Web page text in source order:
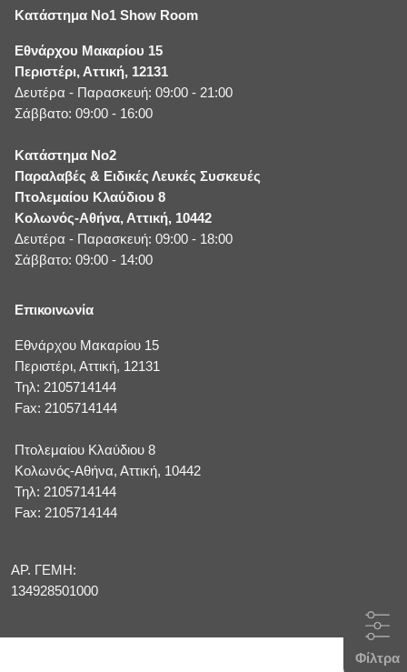
Φίλτρα
Κατάστημα No1 Show Room
Εθνάρχου Μακαρίου 15
Περιστέρι, Αττική, 12131
Δευτέρα - Παρασκευή: 09:00 - 21:00
Σάββατο: 09:00 - 16:00
Κατάστημα No2
Παραλαβές & Ειδικές Λευκές Συσκευές
Πτολεμαίου Κλαύδιου 8
Κολωνός-Αθήνα, Αττική, 10442
Δευτέρα - Παρασκευή: 09:00 - 18:00
Σάββατο: 09:00 - 14:00
Επικοινωνία
Εθνάρχου Μακαρίου 15
Περιστέρι, Αττική, 12131
Τηλ: 2105714144
Fax: 2105714144
Πτολεμαίου Κλαύδιου 8
Κολωνός-Αθήνα, Αττική, 10442
Τηλ: 2105714144
Fax: 2105714144
ΑΡ. ΓΕΜΗ:
134928501000